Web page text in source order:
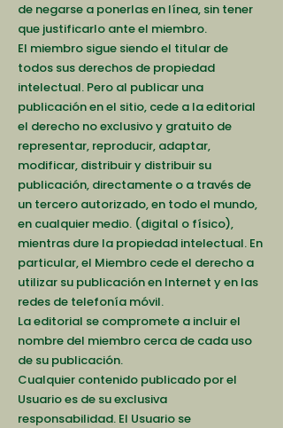
de negarse a ponerlas en línea, sin tener
que justificarlo ante el miembro.
El miembro sigue siendo el titular de
todos sus derechos de propiedad
intelectual. Pero al publicar una
publicación en el sitio, cede a la editorial
el derecho no exclusivo y gratuito de
representar, reproducir, adaptar,
modificar, distribuir y distribuir su
publicación, directamente o a través de
un tercero autorizado, en todo el mundo,
en cualquier medio. (digital o físico),
mientras dure la propiedad intelectual. En
particular, el Miembro cede el derecho a
utilizar su publicación en Internet y en las
redes de telefonía móvil.
La editorial se compromete a incluir el
nombre del miembro cerca de cada uso
de su publicación.
Cualquier contenido publicado por el
Usuario es de su exclusiva
responsabilidad. El Usuario se